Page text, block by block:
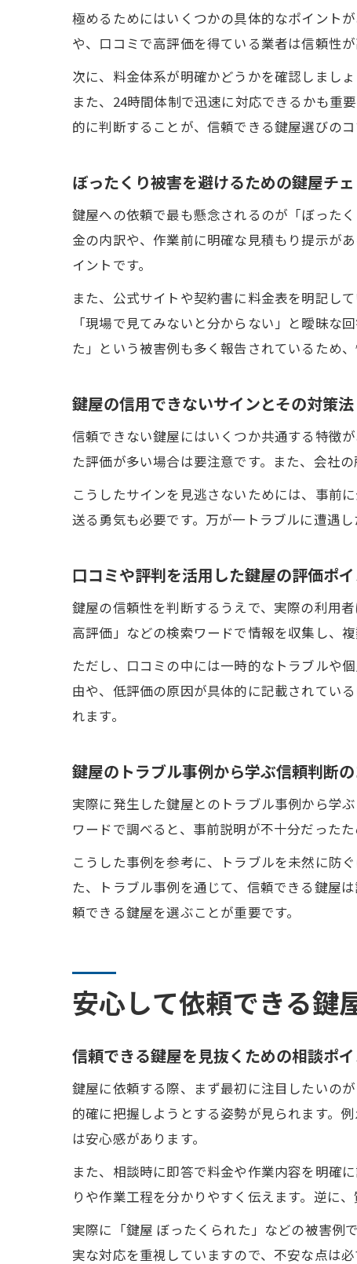
極めるためにはいくつかの具体的なポイント
や、口コミで高評価を得ている業者は信頼性が
次に、料金体系が明確かどうかを確認しまし
また、24時間体制で迅速に対応できるかも重
的に判断することが、信頼できる鍵屋選びのコ
ぼったくり被害を避けるための鍵屋チ
鍵屋への依頼で最も懸念されるのが「ぼった
金の内訳や、作業前に明確な見積もり提示が
イントです。
また、公式サイトや契約書に料金表を明記し
「現場で見てみないと分からない」と曖昧な
た」という被害例も多く報告されているため、
鍵屋の信用できないサインとその対策法
信頼できない鍵屋にはいくつか共通する特徴
た評価が多い場合は要注意です。また、会社
こうしたサインを見逃さないためには、事前
送る勇気も必要です。万が一トラブルに遭遇
口コミや評判を活用した鍵屋の評価ポ
鍵屋の信頼性を判断するうえで、実際の利用
高評価」などの検索ワードで情報を収集し、
ただし、口コミの中には一時的なトラブルや
由や、低評価の原因が具体的に記載されてい
れます。
鍵屋のトラブル事例から学ぶ信頼判断
実際に発生した鍵屋とのトラブル事例から学
ワードで調べると、事前説明が不十分だった
こうした事例を参考に、トラブルを未然に防
た、トラブル事例を通じて、信頼できる鍵屋
頼できる鍵屋を選ぶことが重要です。
安心して依頼できる鍵
信頼できる鍵屋を見抜くための相談ポ
鍵屋に依頼する際、まず最初に注目したいの
的確に把握しようとする姿勢が見られます。
は安心感があります。
また、相談時に即答で料金や作業内容を明確
りや作業工程を分かりやすく伝えます。逆に
実際に「鍵屋 ぼったくられた」などの被害例
実な対応を重視していますので、不安な点は